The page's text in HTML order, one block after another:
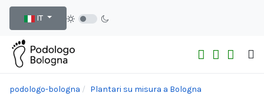
Seleziona la tua lingua
IT
podologo-bologna Plantari su misura a Bologna